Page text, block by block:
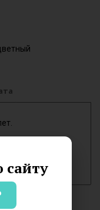
сайту
купленные в
наличии